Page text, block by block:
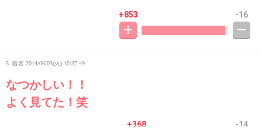
+853 -16
5. 匿名 2014/06/03(火) 10:37:49
なつかしい！！
よく見てた！笑
+368 -14